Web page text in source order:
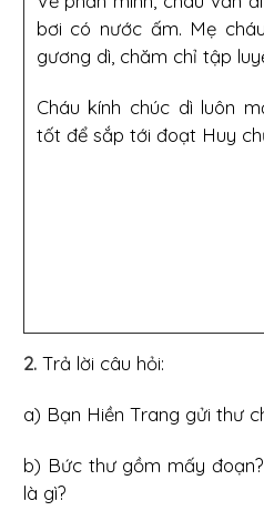
bơi có nước ấm. Mẹ
gương dì, chăm chỉ tập
Cháu kính chúc dì luôn
tốt để sắp tới đoạt Huy
2. Trả lời câu hỏi:
a) Bạn Hiền Trang gửi thư
b) Bức thư gồm mấy
là gì?